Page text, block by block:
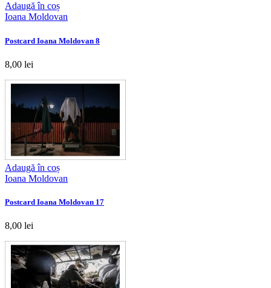
Adaugă în coș
Ioana Moldovan
Postcard Ioana Moldovan 8
8,00 lei
Adaugă în coș
Ioana Moldovan
Postcard Ioana Moldovan 17
8,00 lei